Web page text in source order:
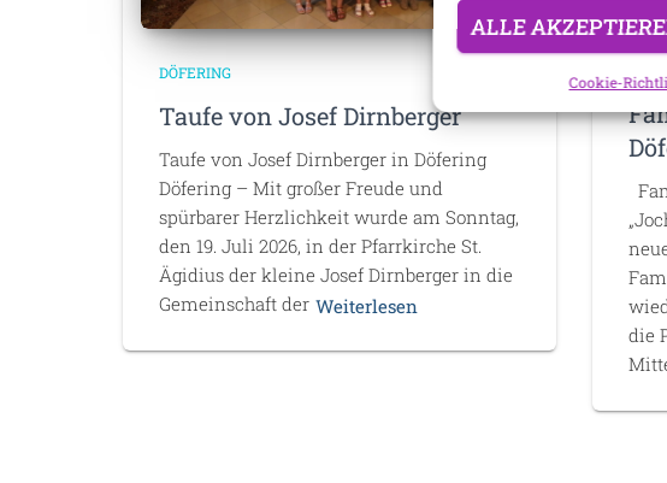
ALLE
Cookie-
DÖFERING
Taufe von Josef Dirnberger
Taufe von Josef Dirnberger in Döfering
Döfering – Mit großer Freude und
spürbarer Herzlichkeit wurde am Sonntag,
den 19. Juli 2026, in der Pfarrkirche St.
Ägidius der kleine Josef Dirnberger in die
Gemeinschaft der Weiterlesen
die